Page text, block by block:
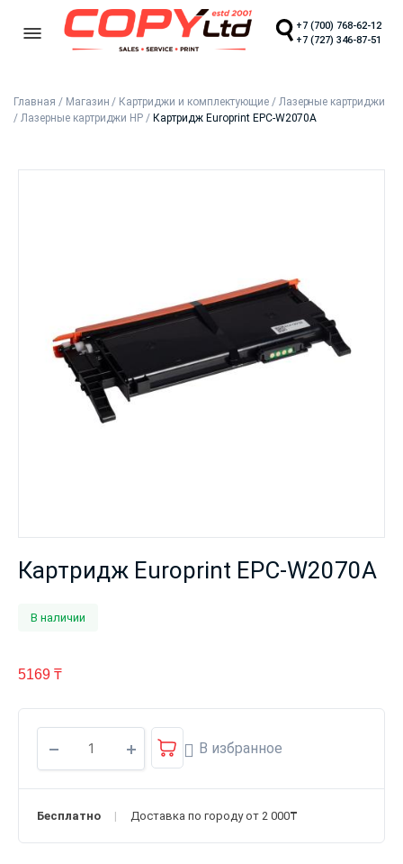
+7 (700) 768-62-12
+7 (727) 346-87-51
Главная / Магазин / Картриджи и комплектующие/ Лазерные картриджи
/ Лазерные картриджи HP /Картридж Europrint EPC-W2070A
Картридж Europrint EPC-W2070A
В наличии
5169 ₸
В избранное
Бесплатно Доставка по городу от 2 000₸